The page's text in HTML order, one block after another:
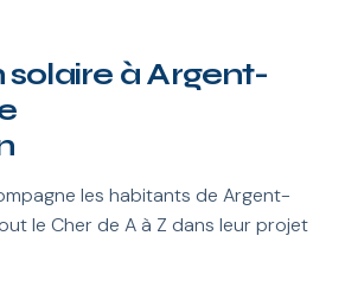
solaire à Argent-
les habitants de Argent-
le Cher de A à Z dans leur projet